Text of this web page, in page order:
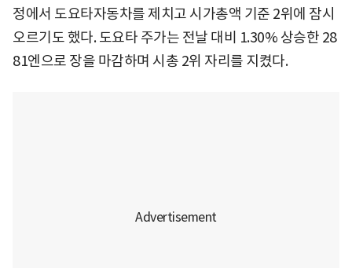
정에서 도요타자동차를 제치고 시가총액 기준 2위에 잠시
오르기도 했다. 도요타 주가는 전날 대비 1.30% 상승한 28
81엔으로 장을 마감하며 시총 2위 자리를 지켰다.